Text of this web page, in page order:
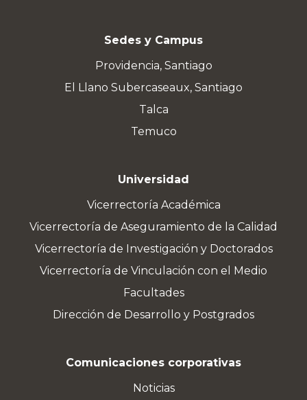
Sedes y Campus
Providencia, Santiago
El Llano Subercaseaux, Santiago
Talca
Temuco
Universidad
Vicerrectoría Académica
Vicerrectoría de Aseguramiento de la Calidad
Vicerrectoría de Investigación y Doctorados
Vicerrectoría de Vinculación con el Medio
Facultades
Dirección de Desarrollo y Postgrados
Comunicaciones corporativas
Noticias